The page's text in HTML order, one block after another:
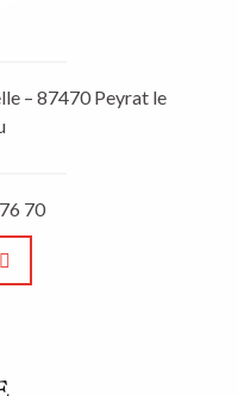
– 87470 Peyrat le
70